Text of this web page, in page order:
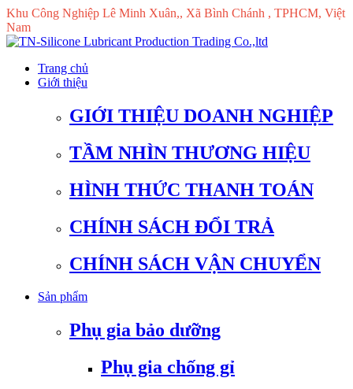
Khu Công Nghiệp Lê Minh Xuân,, Xã Bình Chánh , TPHCM, Việt
Nam
Trang chủ
Giới thiệu
GIỚI THIỆU DOANH NGHIỆP
TẦM NHÌN THƯƠNG HIỆU
HÌNH THỨC THANH TOÁN
CHÍNH SÁCH ĐỔI TRẢ
CHÍNH SÁCH VẬN CHUYỂN
Sản phẩm
Phụ gia bảo dưỡng
Phụ gia chống gỉ